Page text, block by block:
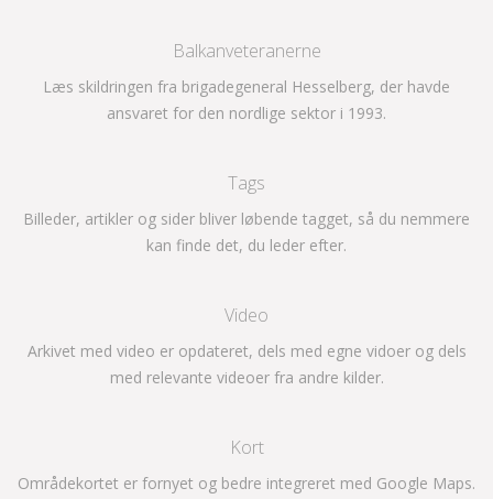
Balkanveteranerne
Læs skildringen fra brigadegeneral Hesselberg, der havde
ansvaret for den nordlige sektor i 1993.
Tags
Billeder, artikler og sider bliver løbende tagget, så du nemmere
kan finde det, du leder efter.
Video
Arkivet med video er opdateret, dels med egne vidoer og dels
med relevante videoer fra andre kilder.
Kort
Områdekortet er fornyet og bedre integreret med Google Maps.